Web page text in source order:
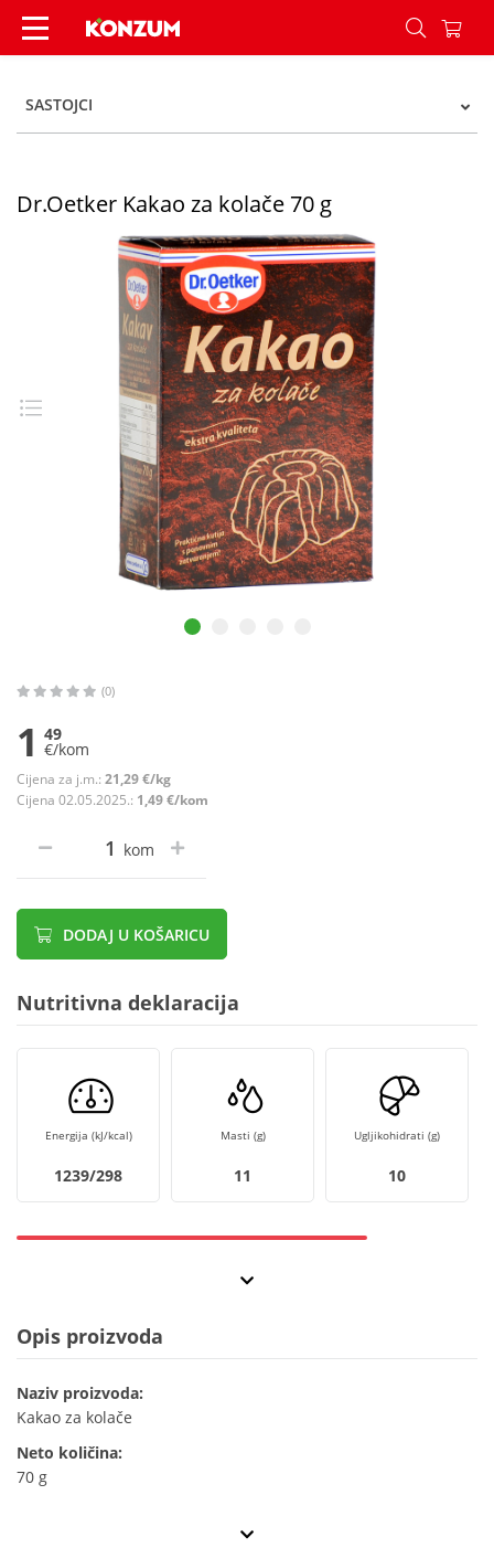
Dr.Oetker Kakao za kolače 70 g - Konzum
SASTOJCI
Dr.Oetker Kakao za kolače 70 g
(0)
1 49
€/kom
Cijena za j.m.: 21,29 €/kg
Cijena 02.05.2025.: 1,49 €/kom
kom
DODAJ U KOŠARICU
Nutritivna deklaracija
Energija (kJ/kcal)
1239/298
Masti (g)
11
Ugljikohidrati (g)
10
Opis proizvoda
Naziv proizvoda:
Kakao za kolače
Neto količina:
70 g